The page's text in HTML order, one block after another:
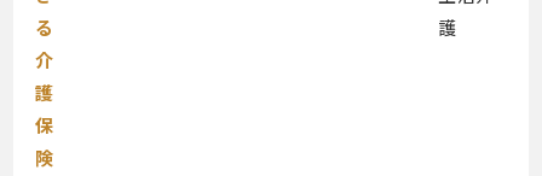
る
介
護
保
険
護